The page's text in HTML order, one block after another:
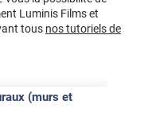
Luminis Films et
tous nos tutoriels de
(murs et